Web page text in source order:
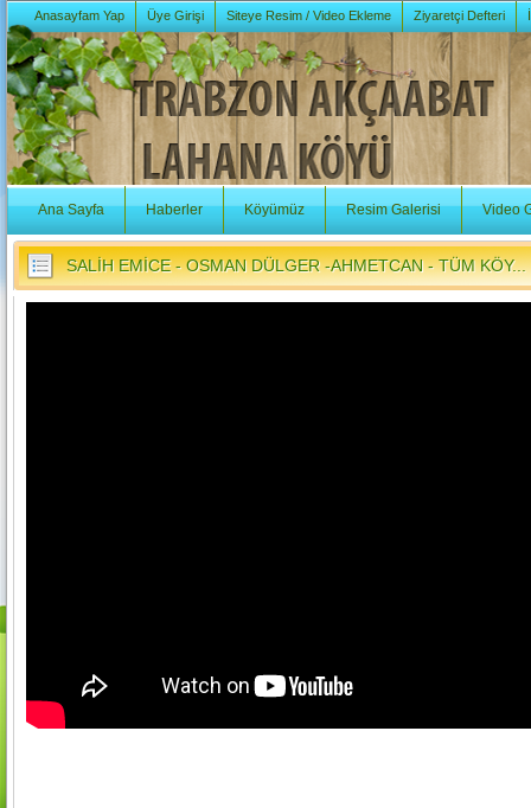
Anasayfam Yap Üye Girişi Siteye Resim / Video Ekleme Ziyaretçi Defteri
Ana Sayfa Haberler Köyümüz Resim Galerisi Video
SALİH EMİCE - OSMAN DÜLGER -AHMETCAN - TÜM KÖY...